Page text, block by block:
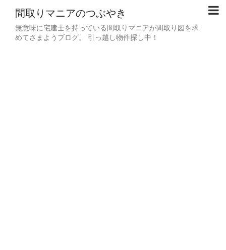
間取りマニアのつぶやき
無意味に宅建士を持っている間取りマニアが間取り図を求
めてさまようブログ。 引っ越し物件探し中！